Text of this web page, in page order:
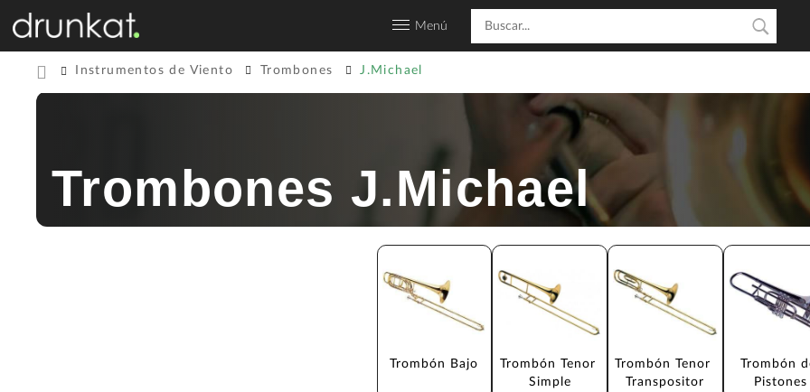
Menú
Instrumentos de Viento Trombones J.Michael
Trombones J.Michael
Trombón Bajo
Trombón Tenor
Simple
Trombón Tenor
Transpositor
Trombón
Pistones